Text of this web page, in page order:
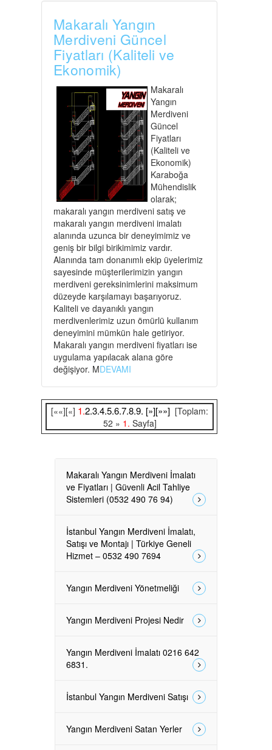
Makaralı Yangın
Merdiveni Güncel
Fiyatları (Kaliteli ve
Ekonomik)
Makaralı
Yangın
Merdiveni
Güncel
Fiyatları
(Kaliteli ve
Ekonomik)
Karaboğa
Mühendislik
olarak;
makaralı yangın merdiveni satış ve
makaralı yangın merdiveni imalatı
alanında uzunca bir deneyimimiz ve
geniş bir bilgi birikimimiz vardır.
Alanında tam donanımlı ekip üyelerimiz
sayesinde müşterilerimizin yangın
merdiveni gereksinimlerini maksimum
düzeyde karşılamayı başarıyoruz.
Kaliteli ve dayanıklı yangın
merdivenlerimiz uzun ömürlü kullanım
deneyimini mümkün hale getiriyor.
Makaralı yangın merdiveni fiyatları ise
uygulama yapılacak alana göre
değişiyor. MDEVAMI
[««][«] 1.2.3.4.5.6.7.8.9. [»][»»] [Toplam:
52 » 1. Sayfa]
Makaralı Yangın Merdiveni İmalatı
ve Fiyatları | Güvenli Acil Tahliye
Sistemleri (0532 490 76 94)
İstanbul Yangın Merdiveni İmalatı,
Satışı ve Montajı | Türkiye Geneli
Hizmet – 0532 490 7694
Yangın Merdiveni Yönetmeliği
Yangın Merdiveni Projesi Nedir
Yangın Merdiveni İmalatı 0216 642
6831.
İstanbul Yangın Merdiveni Satışı
Yangın Merdiveni Satan Yerler